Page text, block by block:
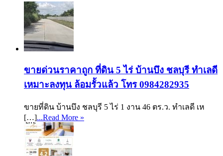
ขายด่วนราคาถูก ที่ดิน 5 ไร่ บ้านบึง ชลบุรี ทำเลดี
เหมาะลงทุน ล้อมรั้วแล้ว โทร 0984282935
ขายที่ดิน บ้านบึง ชลบุรี 5 ไร่ 1 งาน 46 ตร.ว. ทำเลดี เห
[…]...Read More »